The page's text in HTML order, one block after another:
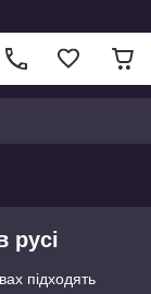
русі
підходять